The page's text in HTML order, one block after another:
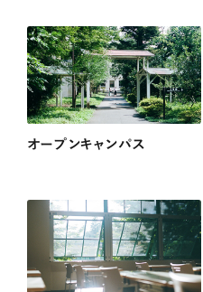
オープンキャンパス